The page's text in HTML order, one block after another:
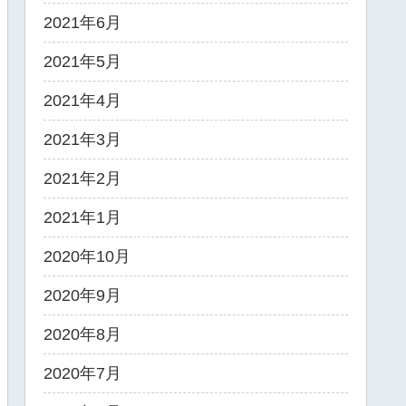
2021年6月
2021年5月
2021年4月
2021年3月
2021年2月
2021年1月
2020年10月
2020年9月
2020年8月
2020年7月